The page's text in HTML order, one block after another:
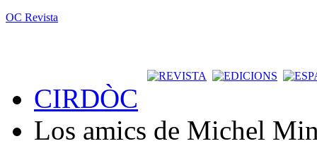
OC Revista
CIRDÒC
Los amics de Michel